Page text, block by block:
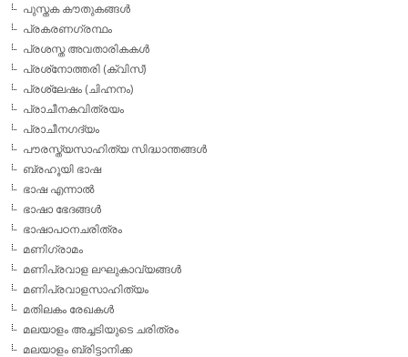
പുസ്തക കൗതുകങ്ങള്‍
പ്രകരണഗ്രന്ഥം
പ്രശസ്ത അവതാരികകള്‍
പ്രശ്‌നോത്തരി (ക്വിസ്)
പ്രശ്ലേഷം (ചിഹ്നനം)
പ്രാചീനകവിത്രയം
പ്രാചീനഗദ്യം
പൗരസ്ത്യസാഹിത്യ സിദ്ധാന്തങ്ങള്‍
ബ്രഹൂയി ഭാഷ
ഭാഷ എന്നാല്‍
ഭാഷാ ഭേദങ്ങള്‍
ഭാഷാപഠനചരിത്രം
മണിഗ്രാമം
മണിപ്രവാള ലഘുകാവ്യങ്ങള്‍
മണിപ്രവാളസാഹിത്യം
മതിലകം രേഖകള്‍
മലയാളം അച്ചടിയുടെ ചരിത്രം
മലയാളം ബ്രിട്ടാനിക്ക